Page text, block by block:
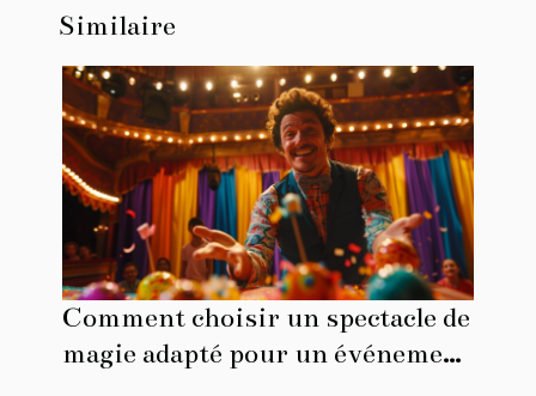
Similaire
Comment choisir un spectacle de
magie adapté pour un événement